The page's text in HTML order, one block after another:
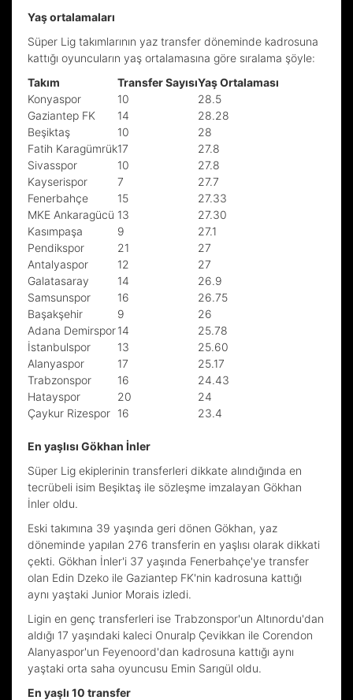
Yaş ortalamaları
Süper Lig takımlarının yaz transfer döneminde kadrosuna
kattığı oyuncuların yaş ortalamasına göre sıralama şöyle:
Takım
Transfer SayısıYaş Ortalaması
Konyaspor
10
28.5
Gaziantep FK
14
28.28
Beşiktaş
10
28
Fatih Karagümrük17
27.8
Sivasspor
10
27.8
Kayserispor
7
27.7
Fenerbahçe
15
27.33
MKE Ankaragücü 13
27.30
Kasımpaşa
9
27.1
Pendikspor
21
27
Antalyaspor
12
27
Galatasaray
14
26.9
Samsunspor
16
26.75
Başakşehir
9
26
Adana Demirspor14
25.78
İstanbulspor
13
25.60
Alanyaspor
17
25.17
Trabzonspor
16
24.43
Hatayspor
20
24
Çaykur Rizespor 16 23.4
En yaşlısı Gökhan İnler
Süper Lig ekiplerinin transferleri dikkate alındığında en
tecrübeli isim Beşiktaş ile sözleşme imzalayan Gökhan
İnler oldu.
Eski takımına 39 yaşında geri dönen Gökhan, yaz
döneminde yapılan 276 transferin en yaşlısı olarak dikkati
çekti. Gökhan İnler'i 37 yaşında Fenerbahçe'ye transfer
olan Edin Dzeko ile Gaziantep FK'nin kadrosuna kattığı
aynı yaştaki Junior Morais izledi.
Ligin en genç transferleri ise Trabzonspor'un Altınordu'dan
aldığı 17 yaşındaki kaleci Onuralp Çevikkan ile Corendon
Alanyaspor'un Feyenoord'dan kadrosuna kattığı aynı
yaştaki orta saha oyuncusu Emin Sarıgül oldu.
En yaşlı 10 transfer